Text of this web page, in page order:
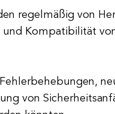
regelmäßig von
Kompatibilität
von